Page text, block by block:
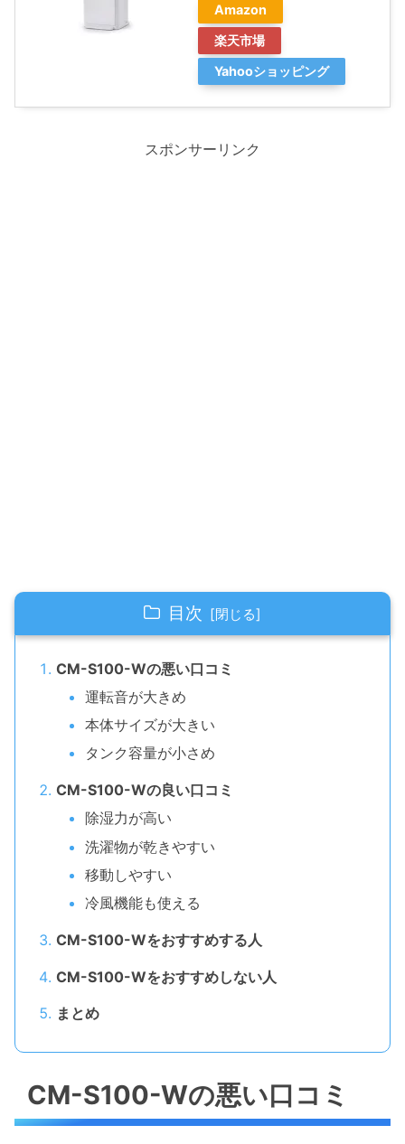
Amazon
楽天市場
Yahooショッピング
スポンサーリンク
目次
CM-S100-Wの悪い口コミ
運転音が大きめ
本体サイズが大きい
タンク容量が小さめ
CM-S100-Wの良い口コミ
除湿力が高い
洗濯物が乾きやすい
移動しやすい
冷風機能も使える
CM-S100-Wをおすすめする人
CM-S100-Wをおすすめしない人
まとめ
CM-S100-Wの悪い口コミ